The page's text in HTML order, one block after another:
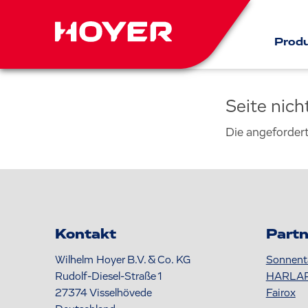
Seite
Die
Kontakt
Wilhelm Hoyer B.V. & Co. KG
Rudolf-Diesel-Straße 1
27374Visselhövede
Fairox